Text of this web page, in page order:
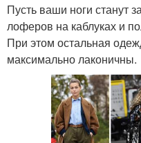
Пусть ваши ноги станут
лоферов на каблуках и
При этом остальная
максимально лаконичны.